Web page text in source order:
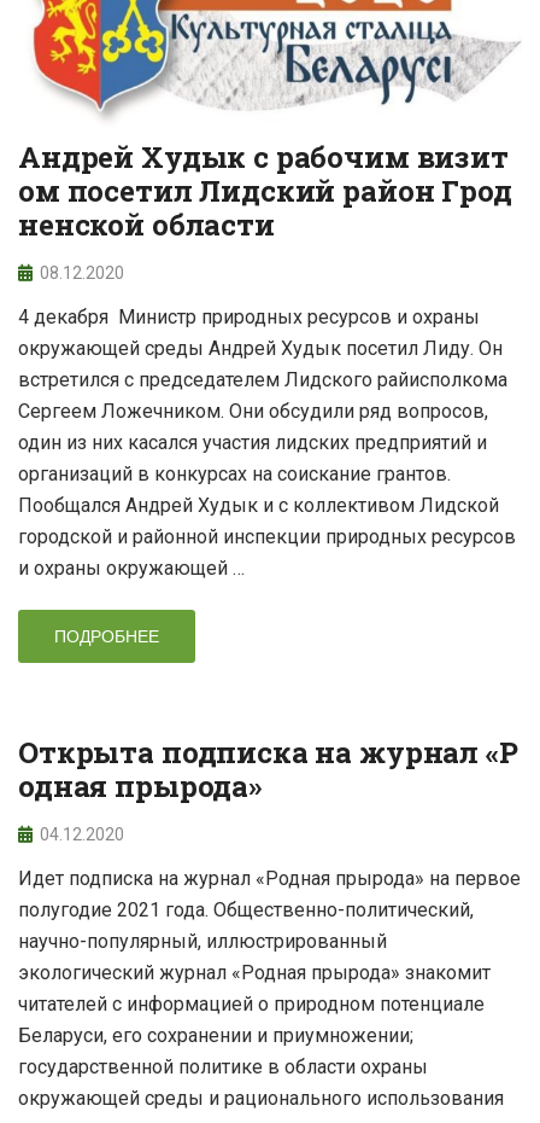
Андрей Худык с рабочим визит
ом посетил Лидский район Грод
ненской области
08.12.2020
4 декабря Министр природных ресурсов и охраны
окружающей среды Андрей Худык посетил Лиду. Он
встретился с председателем Лидского райисполкома
Сергеем Ложечником. Они обсудили ряд вопросов,
один из них касался участия лидских предприятий и
организаций в конкурсах на соискание грантов.
Пообщался Андрей Худык и с коллективом Лидской
городской и районной инспекции природных ресурсов
и охраны окружающей …
ПОДРОБНЕЕ
Открыта подписка на журнал «Р
одная прырода»
04.12.2020
Идет подписка на журнал «Родная прырода» на первое
полугодие 2021 года. Общественно-политический,
научно-популярный, иллюстрированный
экологический журнал «Родная прырода» знакомит
читателей с информацией о природном потенциале
Беларуси, его сохранении и приумножении;
государственной политике в области охраны
окружающей среды и рационального использования